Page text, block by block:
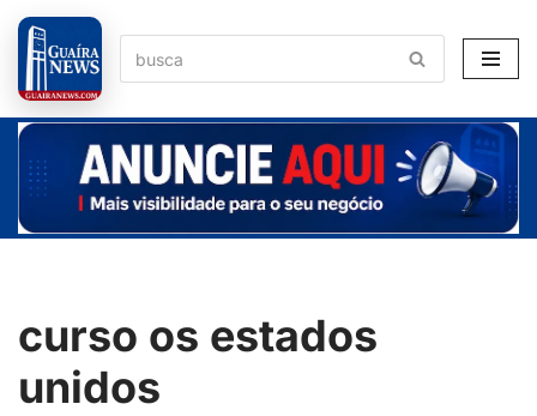
Pular
para
o
conteúdo
curso os estados
unidos